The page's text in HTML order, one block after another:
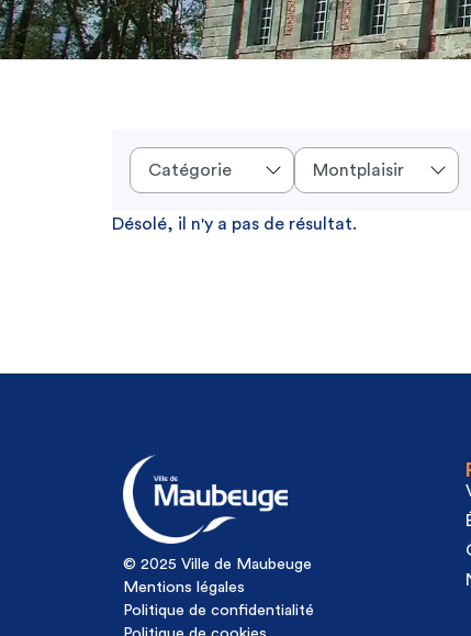
Désolé, il n'y a pas de résultat.
© 2025 Ville de Maubeuge
Mentions légales
Politique de confidentialité